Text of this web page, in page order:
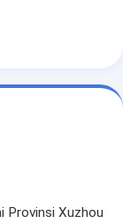
Provinsi Xuzhou